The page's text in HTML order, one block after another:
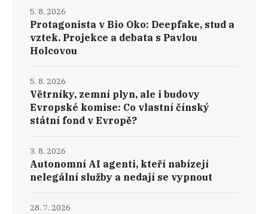
Protagonista v Bio Oko: Deepfake, stud a
vztek. Projekce a debata s Pavlou
Holcovou
5. 8. 2026
Větrníky, zemní plyn, ale i budovy
Evropské komise: Co vlastní čínský
státní fond v Evropě?
5. 8. 2026
Autonomní AI agenti, kteří nabízejí
nelegální služby a nedají se vypnout
3. 8. 2026
28. 7. 2026